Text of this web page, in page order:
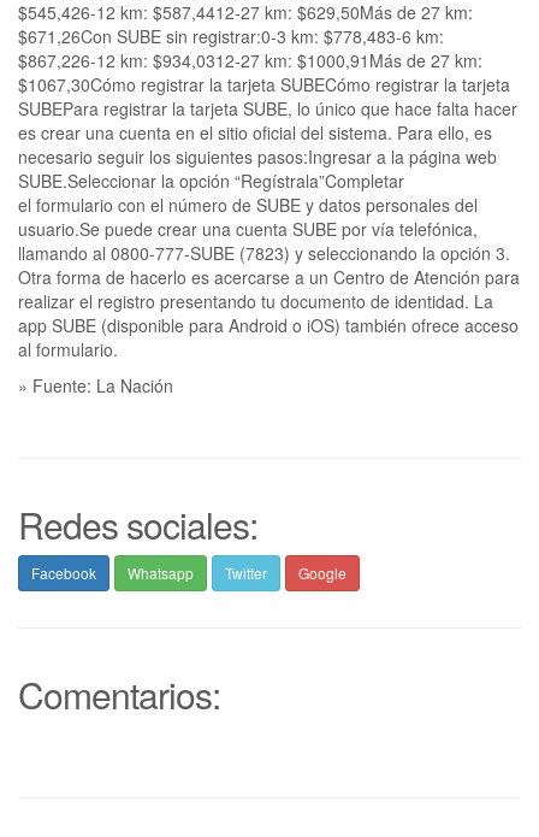
$545,426-12 km: $587,4412-27 km: $629,50Más de 27 km:
$671,26Con SUBE sin registrar:0-3 km: $778,483-6 km:
$867,226-12 km: $934,0312-27 km: $1000,91Más de 27 km:
$1067,30Cómo registrar la tarjeta SUBECómo registrar la tarjeta
SUBEPara registrar la tarjeta SUBE, lo único que hace falta hacer
es crear una cuenta en el sitio oficial del sistema. Para ello, es
necesario seguir los siguientes pasos:Ingresar a la página web
SUBE.Seleccionar la opción “Regístrala”Completar
el formulario con el número de SUBE y datos personales del
usuario.Se puede crear una cuenta SUBE por vía telefónica,
llamando al 0800-777-SUBE (7823) y seleccionando la opción 3.
Otra forma de hacerlo es acercarse a un Centro de Atención para
realizar el registro presentando tu documento de identidad. La
app SUBE (disponible para Android o iOS) también ofrece acceso
al formulario.
» Fuente: La Nación
Redes sociales:
Facebook Whatsapp Twitter Google
Comentarios: